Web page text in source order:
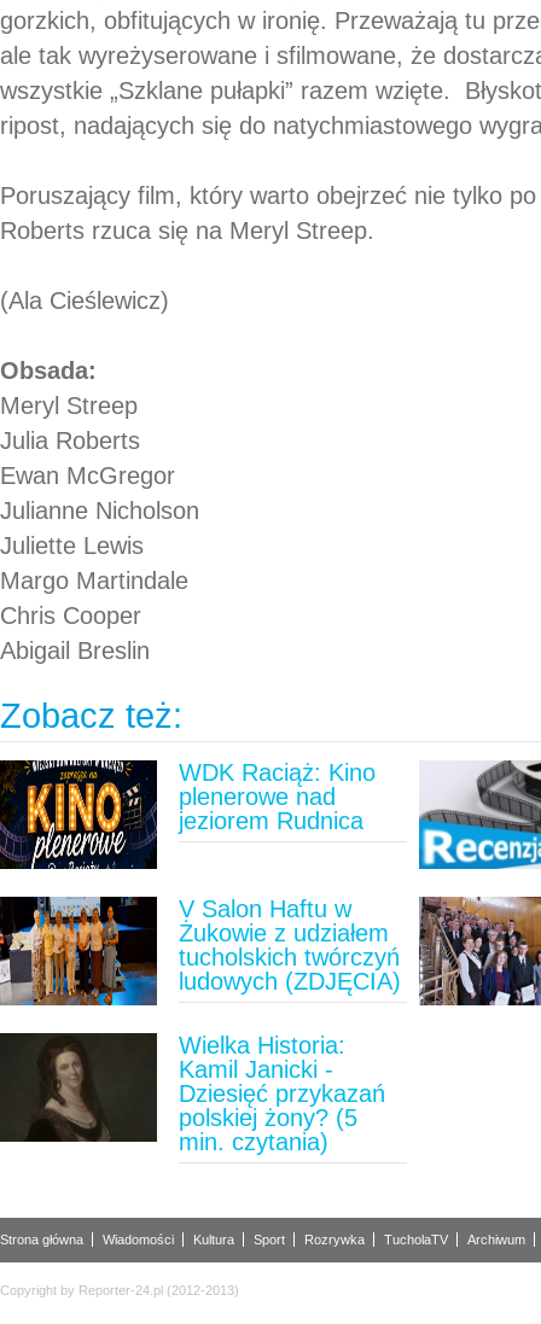
gorzkich, obfitujących w ironię. Przeważają tu
ale tak wyreżyserowane i sfilmowane, że
wszystkie „Szklane pułapki” razem wzięte.
ripost, nadających się do natychmiastowego
Poruszający film, który warto obejrzeć nie tylko
Roberts rzuca się na Meryl Streep.
(Ala Cieślewicz)
Obsada:
Meryl Streep
Julia Roberts
Ewan McGregor
Julianne Nicholson
Juliette Lewis
Margo Martindale
Chris Cooper
Abigail Breslin
Zobacz też:
WDK Raciąż: Kino
plenerowe nad
jeziorem Rudnica
V Salon Haftu w
Żukowie z udziałem
tucholskich twórczyń
ludowych (ZDJĘCIA)
Wielka Historia:
Kamil Janicki -
Dziesięć przykazań
polskiej żony? (5
min. czytania)
Strona główna Wiadomości Kultura Sport Rozrywka TucholaTV Archiwum
Copyright by Reporter-24.pl (2012-2013)